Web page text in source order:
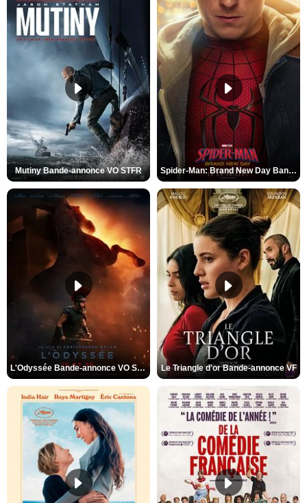
Mutiny Bande-annonce VO STFR Spider-Man: Brand New Day Bande-annonce VO STFR
L'Odyssée Bande-annonce VO STFR Le Triangle d'or Bande-annonce VF